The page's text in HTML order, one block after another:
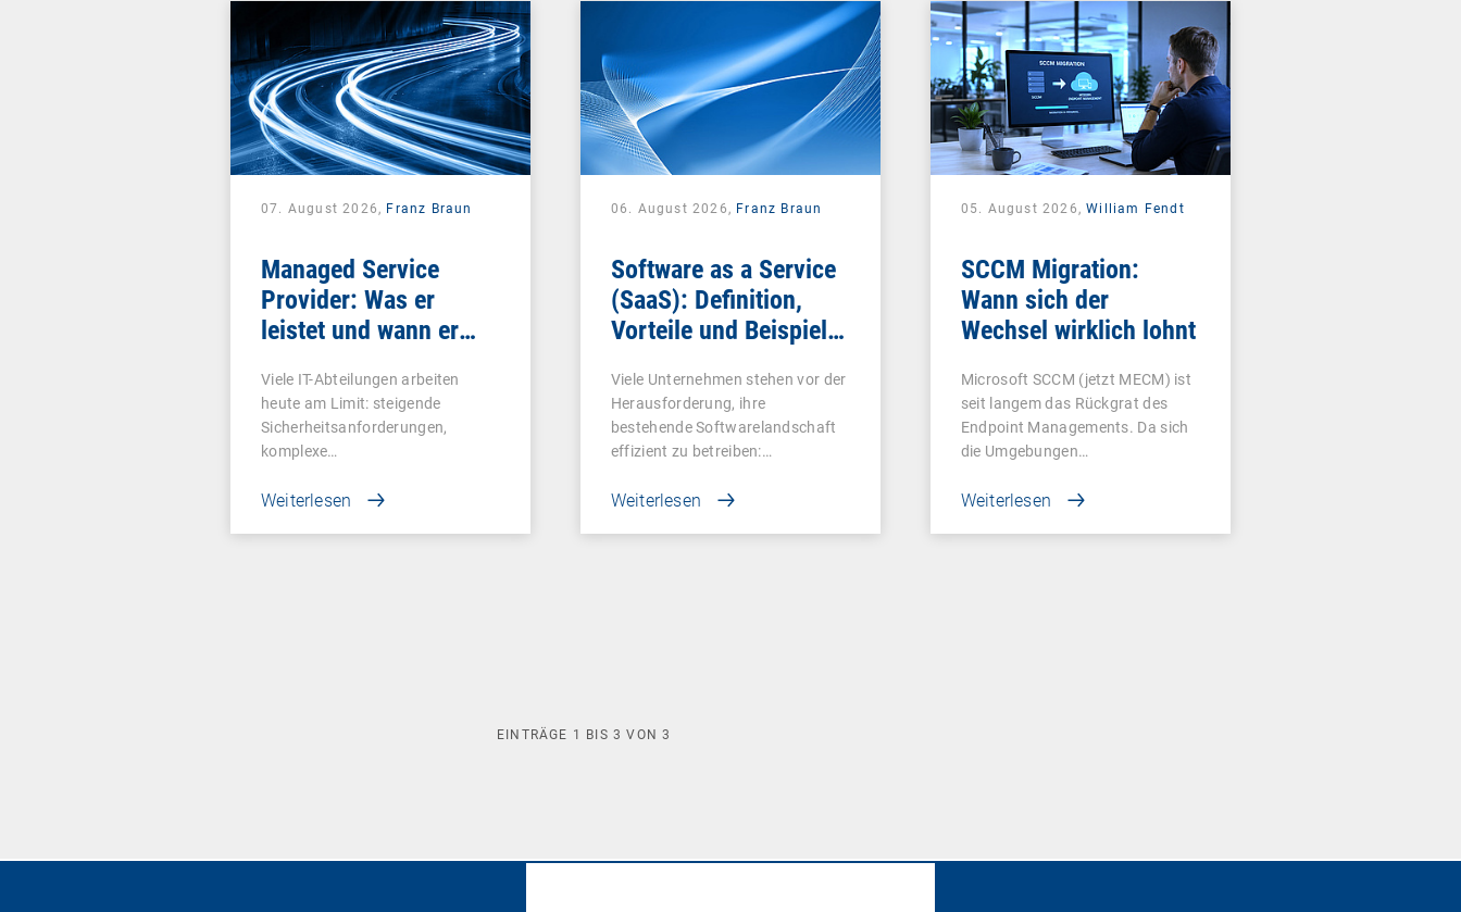
07. August 2026, Franz Braun
Managed Service
Provider: Was er
leistet und wann er
Viele IT-Abteilungen arbeiten
heute am Limit: steigende
Sicherheitsanforderungen,
komplexe…
Weiterlesen
06. August 2026, Franz Braun
Software as a Service
(SaaS): Definition,
Vorteile und Beispiele
Viele Unternehmen stehen vor der
Herausforderung, ihre
bestehende Softwarelandschaft
effizient zu betreiben:…
Weiterlesen
05. August 2026,William Fendt
SCCM Migration:
Wann sich der
Wechsel wirklich lohnt
Microsoft SCCM (jetzt MECM) ist
seit langem das Rückgrat des
Endpoint Managements. Da sich
die Umgebungen…
Weiterlesen
EINTRÄGE 1 BIS3 VON3